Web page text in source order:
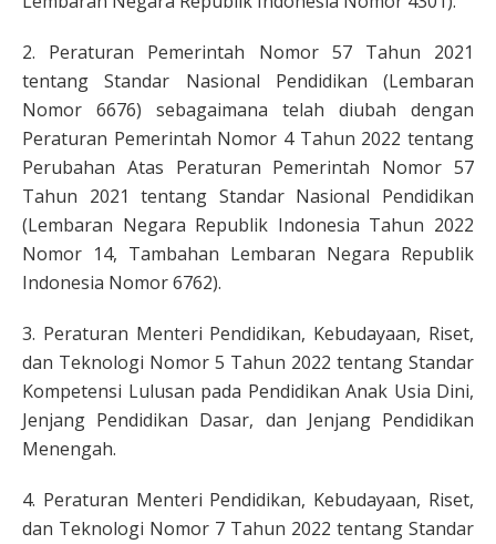
2. Peraturan Pemerintah Nomor 57 Tahun 2021
tentang Standar Nasional Pendidikan (Lembaran
Nomor 6676) sebagaimana telah diubah dengan
Peraturan Pemerintah Nomor 4 Tahun 2022 tentang
Perubahan Atas Peraturan Pemerintah Nomor 57
Tahun 2021 tentang Standar Nasional Pendidikan
(Lembaran Negara Republik Indonesia Tahun 2022
Nomor 14, Tambahan Lembaran Negara Republik
Indonesia Nomor 6762).
3. Peraturan Menteri Pendidikan, Kebudayaan, Riset,
dan Teknologi Nomor 5 Tahun 2022 tentang Standar
Kompetensi Lulusan pada Pendidikan Anak Usia Dini,
Jenjang Pendidikan Dasar, dan Jenjang Pendidikan
Menengah.
4. Peraturan Menteri Pendidikan, Kebudayaan, Riset,
dan Teknologi Nomor 7 Tahun 2022 tentang Standar